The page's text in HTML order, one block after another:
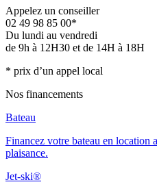
Appelez un conseiller
02 49 98 85 00*
Du lundi au vendredi
de 9h à 12H30 et de 14H à 18H
* prix d’un appel local
Nos financements
Bateau
Financez votre bateau en location
plaisance.
Jet-ski®